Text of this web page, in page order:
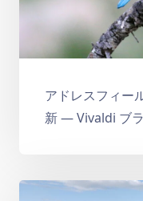
アドレスフィー
新 — Vivaldi ブ